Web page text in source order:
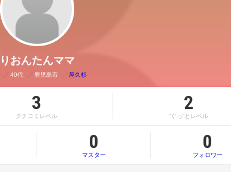
りおんたんママ
40代 鹿児島市 屋久杉
3
クチコミレベル
2
“ぐっ”とレベル
0
マスター
0
フォロワー